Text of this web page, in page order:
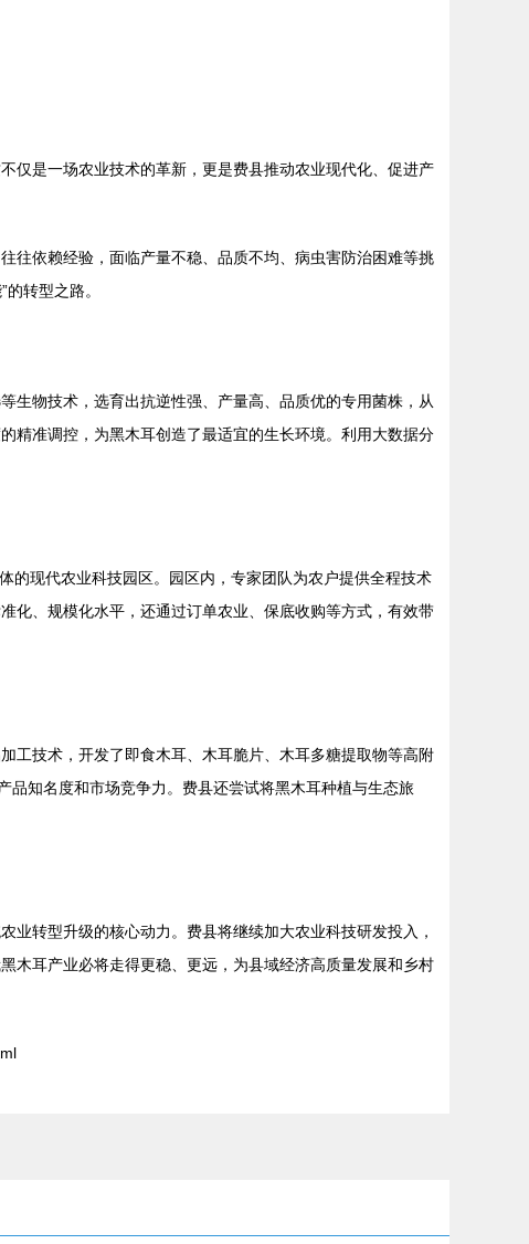
是一场农业技术的革新，更是费县推动农业现代化、促进产
往依赖经验，面临产量不稳、品质不均、病虫害防治困难等挑
转型之路。
生物技术，选育出抗逆性强、产量高、品质优的专用菌株，从
精准调控，为黑木耳创造了最适宜的生长环境。利用大数据分
的现代农业科技园区。园区内，专家团队为农户提供全程技术
化、规模化水平，还通过订单农业、保底收购等方式，有效带
工技术，开发了即食木耳、木耳脆片、木耳多糖提取物等高附
品知名度和市场竞争力。费县还尝试将黑木耳种植与生态旅
转型升级的核心动力。费县将继续加大农业科技研发投入，
木耳产业必将走得更稳、更远，为县域经济高质量发展和乡村